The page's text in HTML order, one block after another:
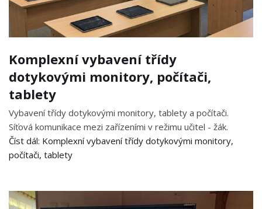
Komplexní vybavení třídy
dotykovými monitory, počítači,
tablety
Vybavení třídy dotykovými monitory, tablety a počítači.
Síťová komunikace mezi zařízeními v režimu učitel - žák.
Číst dál: Komplexní vybavení třídy dotykovými monitory,
počítači, tablety